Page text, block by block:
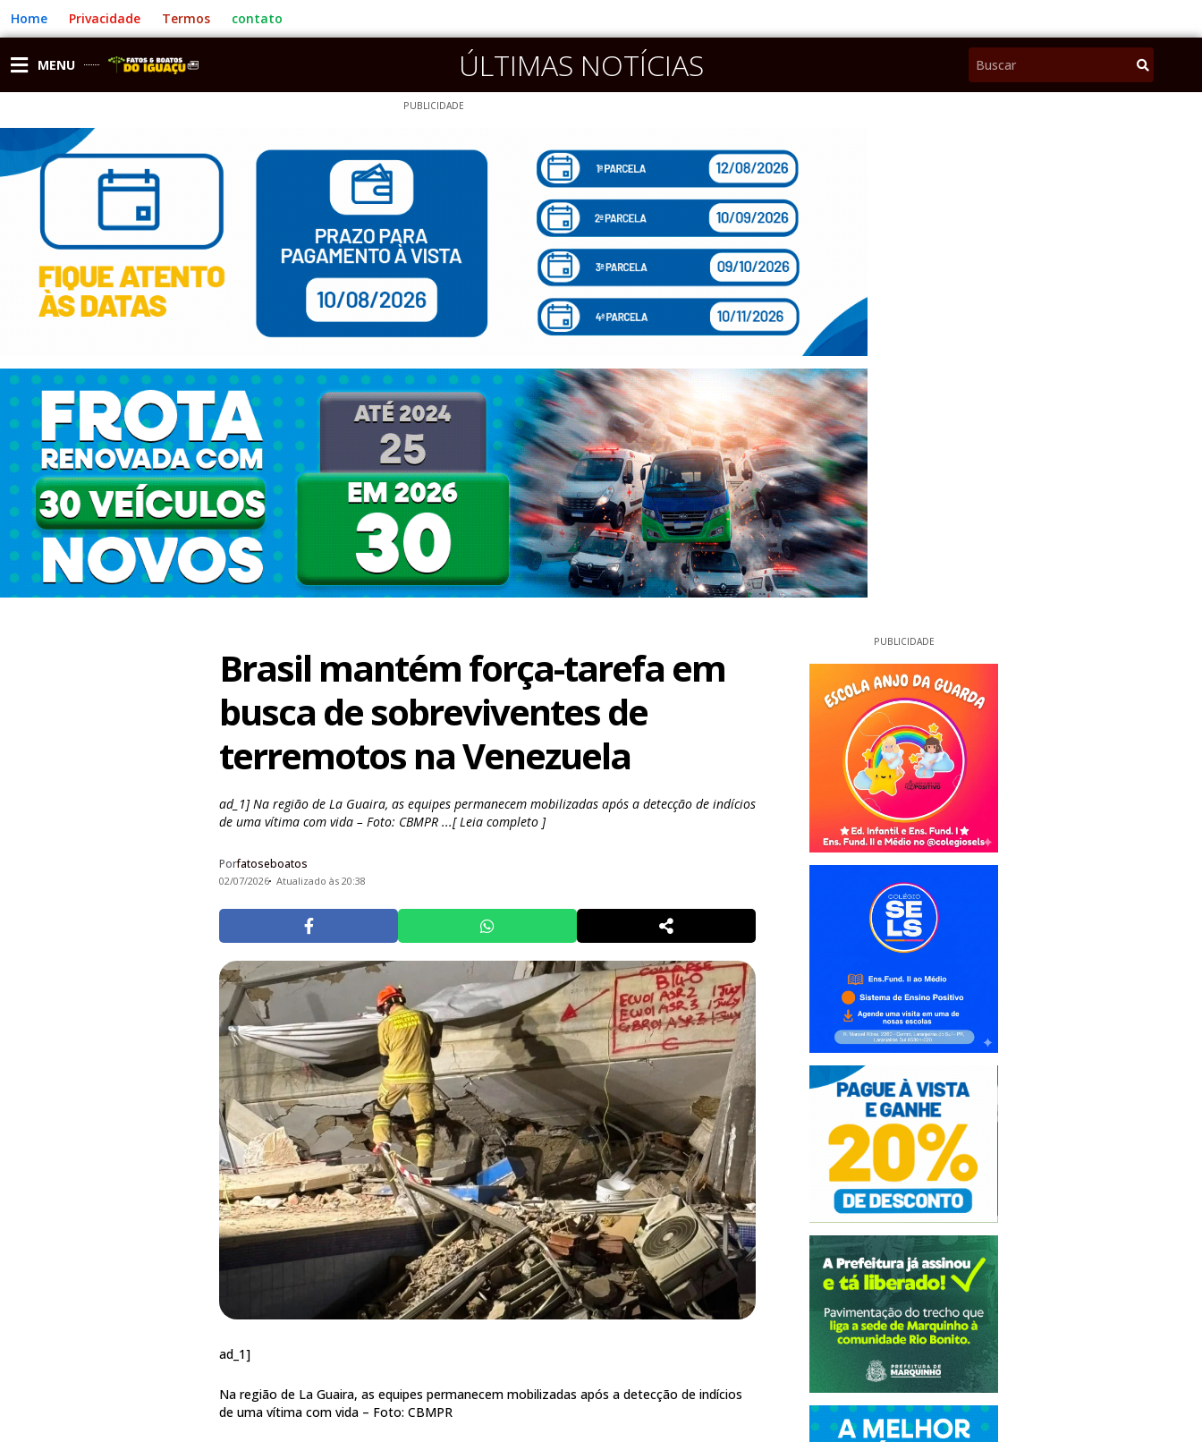
para
o
conteúdo
Home Privacidade Termos contato
MENU ÚLTIMAS NOTÍCIAS Pesquisar
PUBLICIDADE
Brasil mantém força-tarefa em
busca de sobreviventes de
terremotos na Venezuela
ad_1] Na região de La Guaira, as equipes permanecem mobilizadas após a detecção de indícios
de uma vítima com vida – Foto: CBMPR ...[ Leia completo ]
Porfatoseboatos
02/07/2026 Atualizado às 20:38
ad_1]
Na região de La Guaira, as equipes permanecem mobilizadas após a detecção de indícios
de uma vítima com vida – Foto: CBMPR
PUBLICIDADE